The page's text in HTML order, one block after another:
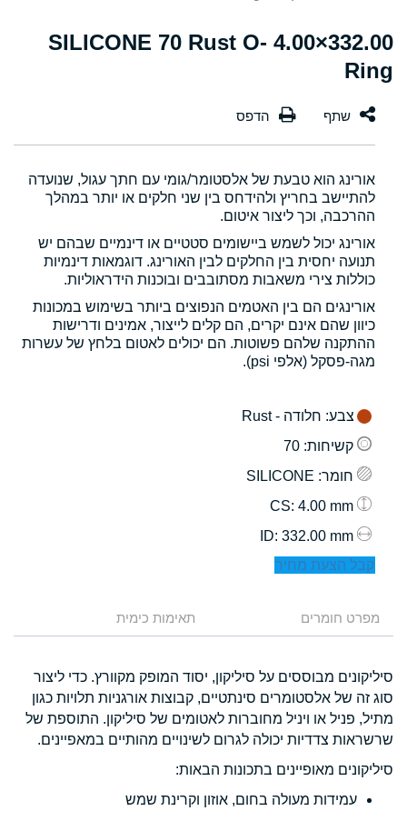
332.00×4.00 SILICONE 70 Rust O-
Ring
אורינג הוא טבעת של אלסטומר/גומי עם חתך עגול, שנועדה
להתיישב בחריץ ולהידחס בין שני חלקים או יותר במהלך
ההרכבה, וכך ליצור איטום.
אורינג יכול לשמש ביישומים סטטיים או דינמיים שבהם יש
תנועה יחסית בין החלקים לבין האורינג. דוגמאות דינמיות
כוללות צירי משאבות מסתובבים ובוכנות הידראוליות.
אורינגים הם בין האטמים הנפוצים ביותר בשימוש במכונות
כיוון שהם אינם יקרים, הם קלים לייצור, אמינים ודרישות
ההתקנה שלהם פשוטות. הם יכולים לאטום בלחץ של עשרות
מגה-פסקל (אלפי psi).
צבע: חלודה - Rust
קשיחות: 70
חומר: SILICONE
: 4.00 mm
: 332.00 mm
קבל הצעת מחיר
מפרט חומרים תאימות כימית
סיליקונים מבוססים על סיליקון, יסוד המופק מקוורץ. כדי ליצור
סוג זה של אלסטומרים סינתטיים, קבוצות אורגניות תלויות כגון
מתיל, פניל או ויניל מחוברות לאטומים של סיליקון. התוספת של
שרשראות צדדיות יכולה לגרום לשינויים מהותיים במאפיינים.
סיליקונים מאופיינים בתכונות הבאות:
עמידות מעולה בחום, אוזון וקרינת שמש